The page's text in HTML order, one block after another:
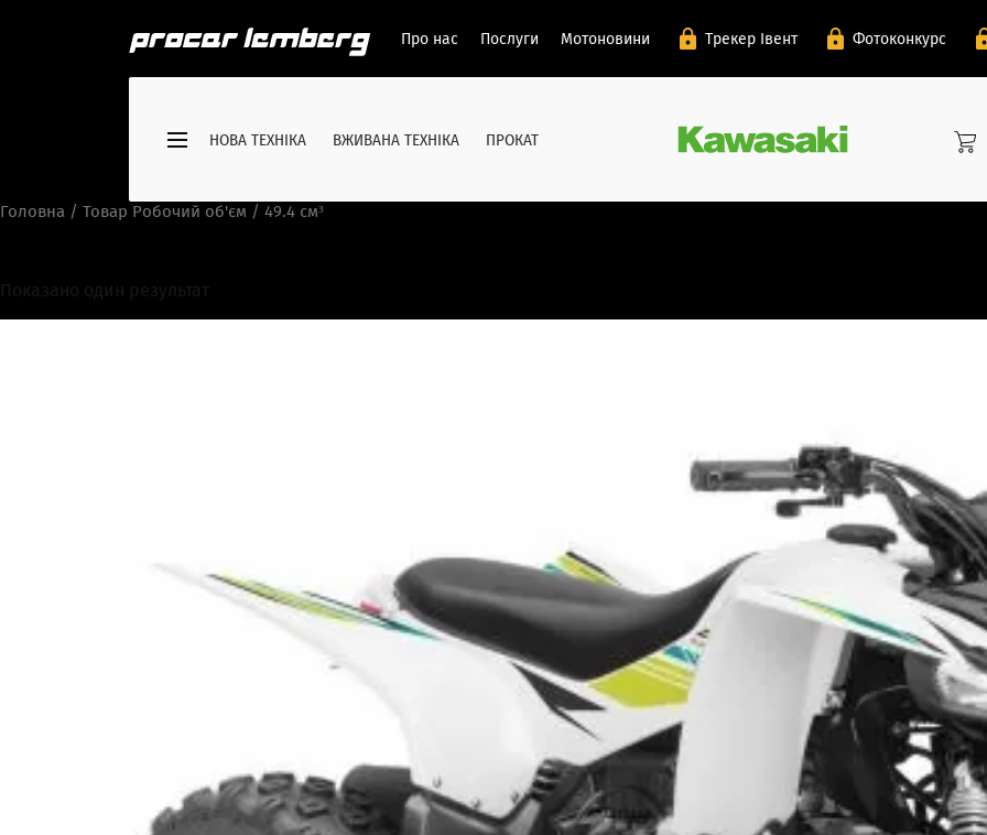
Про нас Послуги Мотоновини Трекер Івент Фотоконкурс
НОВА ТЕХНІКА ВЖИВАНА ТЕХНІКА ПРОКАТ
Головна / Товар Робочий об'єм / 49.4 см³
Показано один результат